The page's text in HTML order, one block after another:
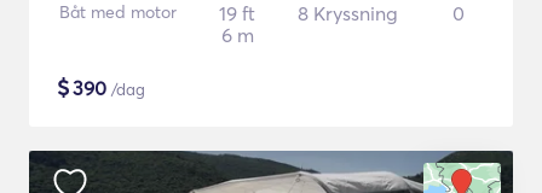
Båt med motor
19 ft
6 m
8 Kryssning 0
$390 /dag